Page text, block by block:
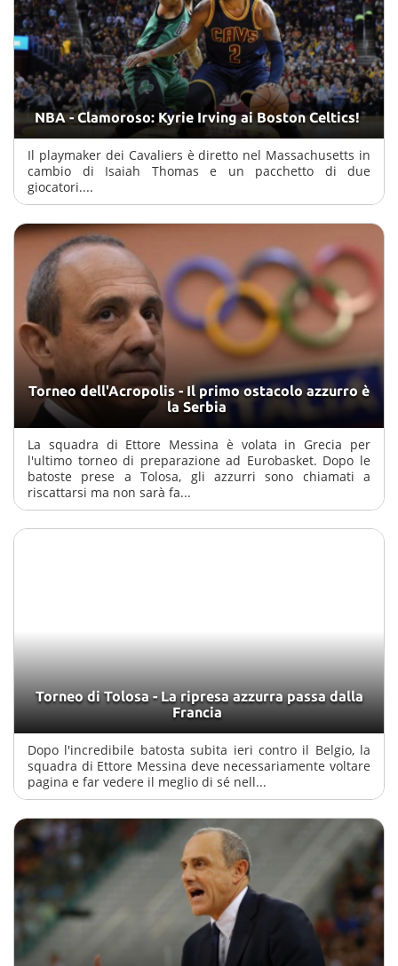
NBA - Clamoroso: Kyrie Irving ai Boston Celtics!
Il playmaker dei Cavaliers è diretto nel Massachusetts in
cambio di Isaiah Thomas e un pacchetto di due
giocatori....
Torneo dell'Acropolis - Il primo ostacolo azzurro è
la Serbia
La squadra di Ettore Messina è volata in Grecia per
l'ultimo torneo di preparazione ad Eurobasket. Dopo le
batoste prese a Tolosa, gli azzurri sono chiamati a
riscattarsi ma non sarà fa...
Torneo di Tolosa - La ripresa azzurra passa dalla
Francia
Dopo l'incredibile batosta subita ieri contro il Belgio, la
squadra di Ettore Messina deve necessariamente voltare
pagina e far vedere il meglio di sé nell...